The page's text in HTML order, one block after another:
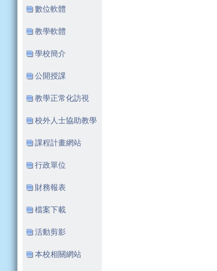
數位軟體
教學軟體
學校簡介
公開授課
教學正常化訪視
校外人士協助教學
課程計畫網站
行政單位
財務報表
檔案下載
活動剪影
本校相關網站